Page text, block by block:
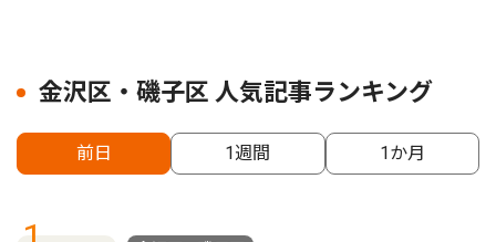
金沢区・磯子区 人気記事ランキング
前日 1週間 1か月